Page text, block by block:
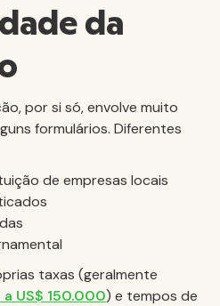
da
por si só, envolve muito
formulários. Diferentes
de empresas locais
taxas (geralmente
US$ 150.000) e tempos de